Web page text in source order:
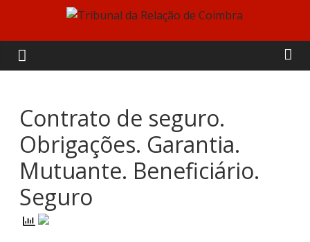
content
Tribunal
da
Relação
de
Coimbra
Contrato de seguro.
Obrigações. Garantia.
Mutuante. Beneficiário.
Seguro